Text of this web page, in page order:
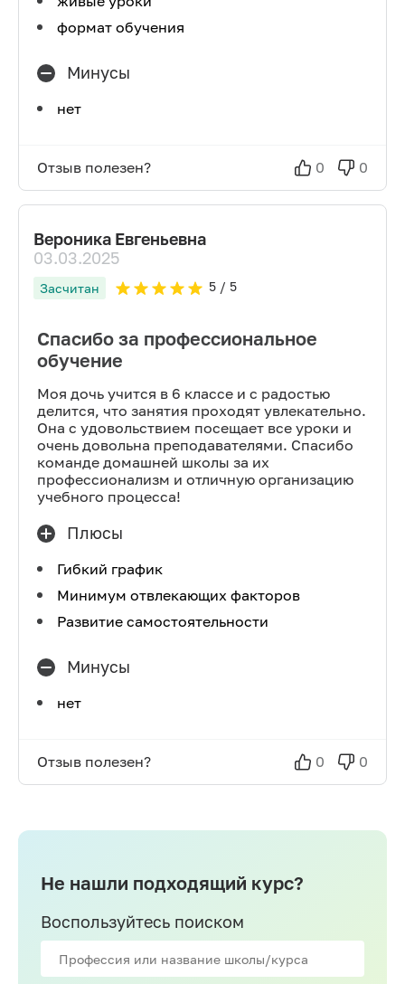
формат обучения
Минусы
нет
Отзыв полезен? 0 0
Вероника Евгеньевна
03.03.2025
Засчитан 5/ 5
Спасибо за профессиональное
обучение
Моя дочь учится в 6 классе и с радостью
делится, что занятия проходят увлекательно.
Она с удовольствием посещает все уроки и
очень довольна преподавателями. Спасибо
команде домашней школы за их
профессионализм и отличную организацию
учебного процесса!
Плюсы
Гибкий график
Минимум отвлекающих факторов
Развитие самостоятельности
Минусы
нет
Отзыв полезен? 0 0
Не нашли подходящий курс?
Воспользуйтесь поиском